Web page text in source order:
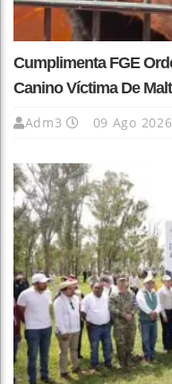
Cumplimenta FGE
Canino Víctima De
Adm3 09 Ago 2026